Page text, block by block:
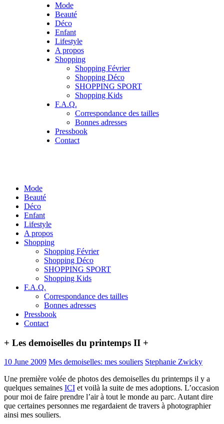
Mode
Beauté
Déco
Enfant
Lifestyle
A propos
Shopping
Shopping Février
Shopping Déco
SHOPPING SPORT
Shopping Kids
F.A.Q.
Correspondance des tailles
Bonnes adresses
Pressbook
Contact
Mode
Beauté
Déco
Enfant
Lifestyle
A propos
Shopping
Shopping Février
Shopping Déco
SHOPPING SPORT
Shopping Kids
F.A.Q.
Correspondance des tailles
Bonnes adresses
Pressbook
Contact
+ Les demoiselles du printemps II +
10 June 2009 Mes demoiselles: mes souliers Stephanie Zwicky
Une première volée de photos des demoiselles du printemps il y a
quelques semaines ICI et voilà la suite de mes adoptions. L’occasion
pour moi de faire prendre l’air à tout le monde au parc. Autant dire
que certaines personnes me regardaient de travers à photographier
ainsi mes souliers.